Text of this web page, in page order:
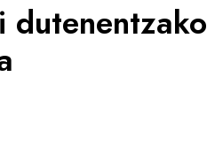
dutenentzako